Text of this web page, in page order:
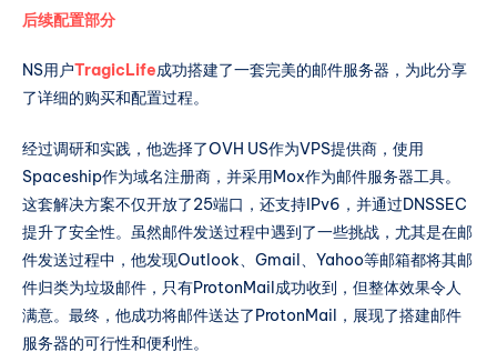
服务一折优惠券。 月度有效投稿数量统计奖励： *
同网站注册的电子邮箱账户下的非垃圾投稿数量，
进行如下奖励分配： * 最多投稿数量的个人将获得
三的个人将分别获得一张中介服务免费优惠券。 月
度被采纳投稿数量统计奖励： * 每月最后一天，根
据后台统计的相同联系HOSTEYEFOXCOO 站内归
档
后续配置部分
NS用户TragicLife成功搭建了一套完美的邮件服务器，为此分享
了详细的购买和配置过程。
经过调研和实践，他选择了OVH US作为VPS提供商，使用
Spaceship作为域名注册商，并采用Mox作为邮件服务器工具。
这套解决方案不仅开放了25端口，还支持IPv6，并通过DNSSEC
提升了安全性。虽然邮件发送过程中遇到了一些挑战，尤其是在邮
件发送过程中，他发现Outlook、Gmail、Yahoo等邮箱都将其邮
件归类为垃圾邮件，只有ProtonMail成功收到，但整体效果令人
满意。最终，他成功将邮件送达了ProtonMail，展现了搭建邮件
服务器的可行性和便利性。